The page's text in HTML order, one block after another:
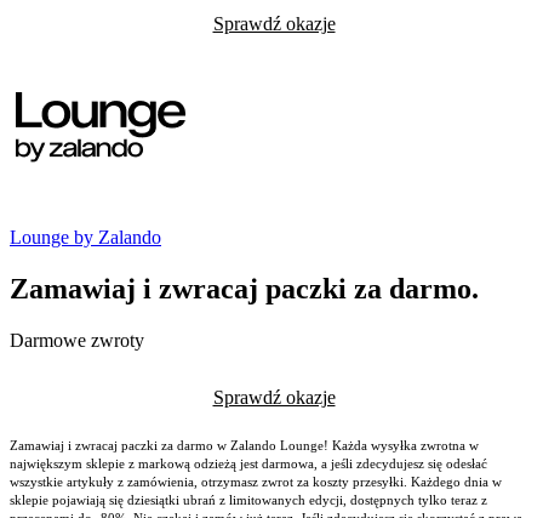
Sprawdź okazje
Lounge by Zalando
Zamawiaj i zwracaj paczki za darmo.
Darmowe zwroty
Sprawdź okazje
Zamawiaj i zwracaj paczki za darmo w Zalando Lounge! Każda wysyłka zwrotna w
największym sklepie z markową odzieżą jest darmowa, a jeśli zdecydujesz się odesłać
wszystkie artykuły z zamówienia, otrzymasz zwrot za koszty przesyłki. Każdego dnia w
sklepie pojawiają się dziesiątki ubrań z limitowanych edycji, dostępnych tylko teraz z